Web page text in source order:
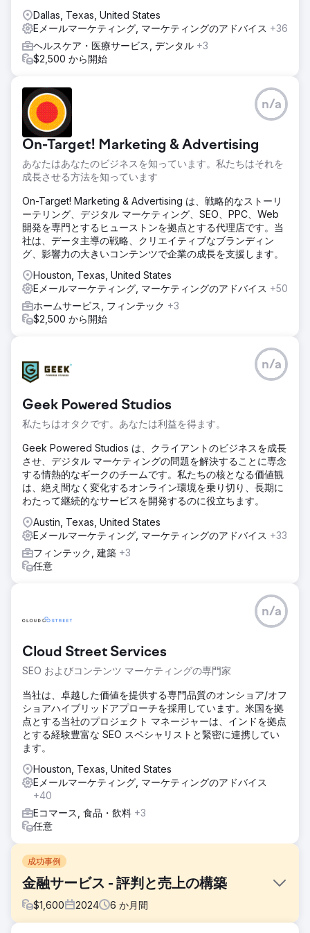
Dallas, Texas, United States
Eメールマーケティング, マーケティングのアドバイス +36
ヘルスケア・医療サービス, デンタル +3
$2,500 から開始
On-Target! Marketing & Advertising
あなたはあなたのビジネスを知っています。私たちはそれを
成長させる方法を知っています
n/a
On-Target! Marketing & Advertising は、戦略的なストーリ
ーテリング、デジタル マーケティング、SEO、PPC、Web
開発を専門とするヒューストンを拠点とする代理店です。当
社は、データ主導の戦略、クリエイティブなブランディン
グ、影響力の大きいコンテンツで企業の成長を支援します。
Houston, Texas, United States
Eメールマーケティング, マーケティングのアドバイス +50
ホームサービス, フィンテック +3
$2,500 から開始
Geek Powered Studios
私たちはオタクです。あなたは利益を得ます。
n/a
Geek Powered Studios は、クライアントのビジネスを成長
させ、デジタル マーケティングの問題を解決することに専念
する情熱的なギークのチームです。私たちの核となる価値観
は、絶え間なく変化するオンライン環境を乗り切り、長期に
わたって継続的なサービスを開発するのに役立ちます。
Austin, Texas, United States
Eメールマーケティング, マーケティングのアドバイス +33
フィンテック, 建築 +3
任意
Cloud Street Services
SEO およびコンテンツ マーケティングの専門家
n/a
当社は、卓越した価値を提供する専門品質のオンショア/オフ
ショアハイブリッドアプローチを採用しています。米国を拠
点とする当社のプロジェクト マネージャーは、インドを拠点
とする経験豊富な SEO スペシャリストと緊密に連携してい
ます。
Houston, Texas, United States
Eメールマーケティング, マーケティングのアドバイス
+40
Eコマース, 食品・飲料 +3
任意
成功事例
金融サービス - 評判と売上の構築
$1,600 2024 6 か月間